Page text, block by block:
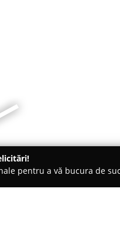
pentru a vă bucura de